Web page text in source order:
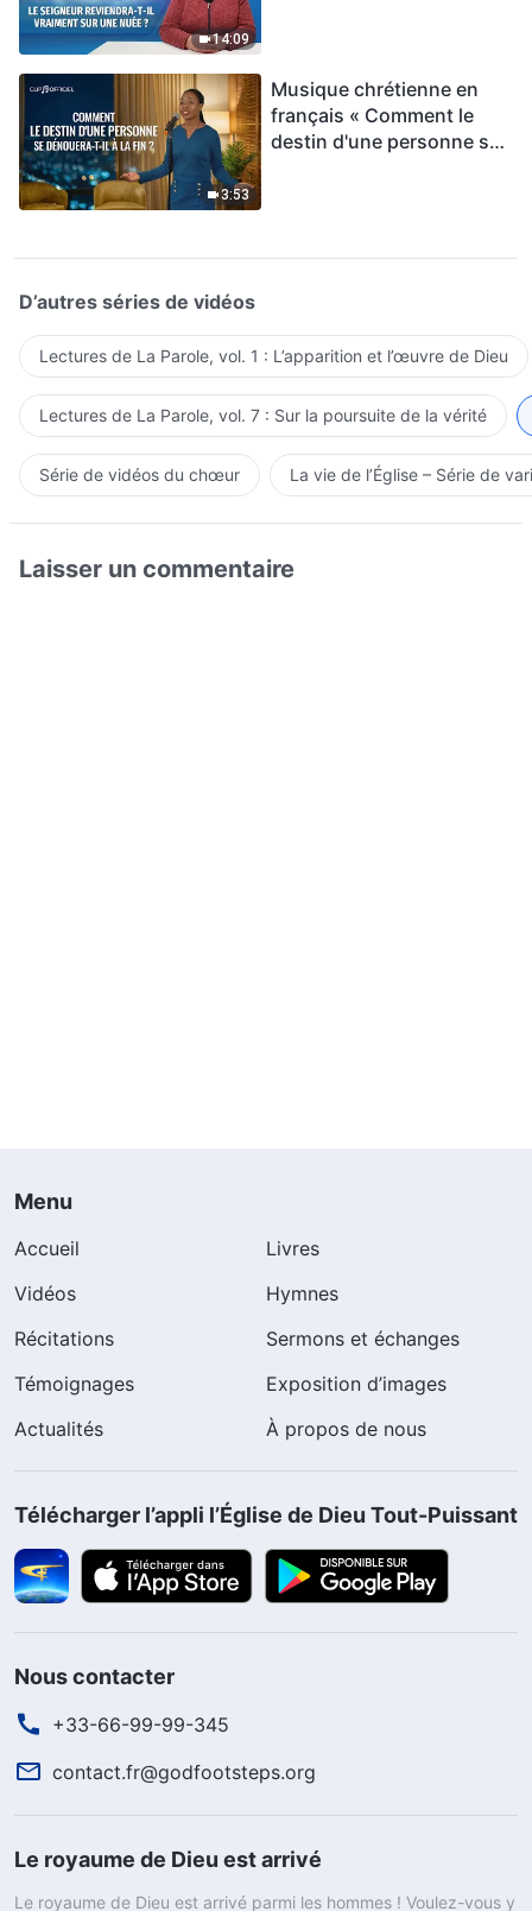
14:09
3:53
Musique chrétienne en
français « Comment le
destin d'une personne se
D’autres séries de vidéos
Lectures de La Parole, vol. 1 : L’apparition et l’œuvre de Dieu
Lectures de La Parole, vol. 7 : Sur la poursuite de la vérité
Série de vidéos du chœur La vie de l’Église – Série de
Laisser un commentaire
Menu
Accueil
Livres
Vidéos
Hymnes
Récitations
Sermons et échanges
Témoignages
Exposition d’images
Actualités
À propos de nous
Télécharger l’appli l’Église de Dieu Tout-Puissant
Nous contacter
+33-66-99-99-345
contact.fr@godfootsteps.org
Le royaume de Dieu est arrivé
Le royaume de Dieu est arrivé parmi les hommes ! Voulez-vous y